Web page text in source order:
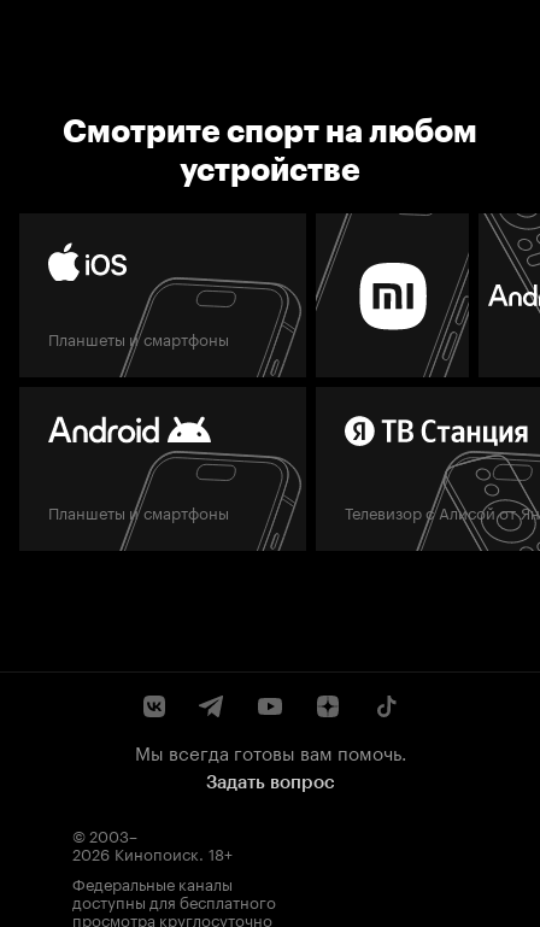
Смотрите спорт на любом
устройстве
Планшеты и смартфоны
Планшеты и смартфоны Телевизор с Алисой от
Мы всегда готовы вам помочь.
Задать вопрос
© 2003–
2026 Кинопоиск. 18+
Федеральные каналы
доступны для бесплатного
просмотра круглосуточно